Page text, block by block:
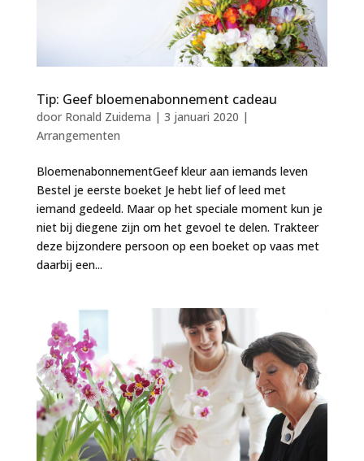
Tip: Geef bloemenabonnement cadeau
door Ronald Zuidema | 3 januari 2020 |
Arrangementen
BloemenabonnementGeef kleur aan iemands leven
Bestel je eerste boeket Je hebt lief of leed met
iemand gedeeld. Maar op het speciale moment kun je
niet bij diegene zijn om het gevoel te delen. Trakteer
deze bijzondere persoon op een boeket op vaas met
daarbij een...